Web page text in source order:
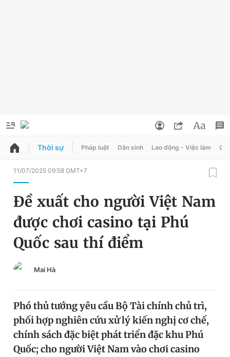
QUẢNG CÁO
Chuyên mục
Chuyên mục khác
Chào ngày mới
Video Magazine
Đổi mật khẩu
Tin đã lưu
Thời sự Pháp luật Dân sinh Lao động - Việc làm
11/07/2025 09:58 GMT+7
Đề xuất cho người Việt Nam
được chơi casino tại Phú
Quốc sau thí điểm
Mai Hà
Phó thủ tướng yêu cầu Bộ Tài chính chủ trì,
phối hợp nghiên cứu xử lý kiến nghị cơ chế,
chính sách đặc biệt phát triển đặc khu Phú
Quốc; cho người Việt Nam vào chơi casino